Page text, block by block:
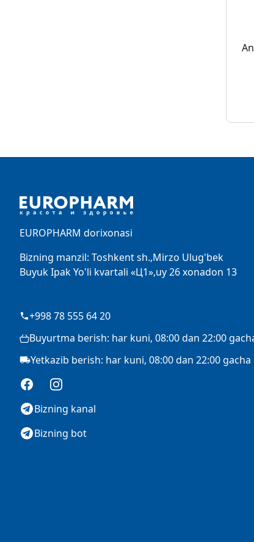
EUROPHARM dorixonasi
Bizning manzil: Toshkent sh.,Mirzo Ulug'bek
Buyuk Ipak Yo'li kvartali «Ц1»,uy 26 xonadon 13
+998 78 555 64 20
Buyurtma berish: har kuni, 08:00 dan 22:00
Yetkazib berish: har kuni, 08:00 dan 22:00 gacha
FacebookInstagram
Bizning kanal
Bizning bot